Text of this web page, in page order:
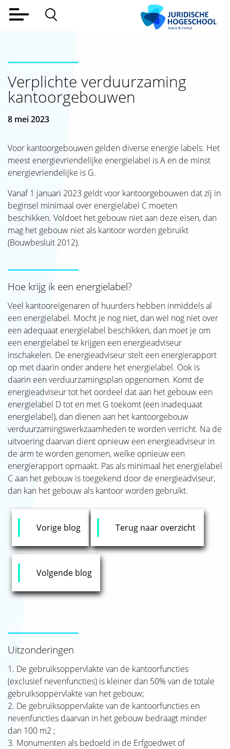
Deeltijd
Werkveld
Alumni
Lectoraat
Over ons
Aanmelden
Contact
SJAK
Verplichte verduurzaming
kantoorgebouwen
8 mei 2023
Voor kantoorgebouwen gelden diverse energie labels. Het
meest energievriendelijke energielabel is A en de minst
energievriendelijke is G.
Vanaf 1 januari 2023 geldt voor kantoorgebouwen dat zij in
beginsel minimaal over energielabel C moeten
beschikken. Voldoet het gebouw niet aan deze eisen, dan
mag het gebouw niet als kantoor worden gebruikt
(Bouwbesluit 2012).
Hoe krijg ik een energielabel?
Veel kantooreigenaren of huurders hebben inmiddels al
een energielabel. Mocht je nog niet, dan wel nog niet over
een adequaat energielabel beschikken, dan moet je om
een energielabel te krijgen een energieadviseur
inschakelen. De energieadviseur stelt een energierapport
op met daarin onder andere het energielabel. Ook is
daarin een verduurzamingsplan opgenomen. Komt de
energieadviseur tot het oordeel dat aan het gebouw een
energielabel D tot en met G toekomt (een inadequaat
energielabel), dan dienen aan het kantoorgebouw
verduurzamingswerkzaamheden te worden verricht. Na de
uitvoering daarvan dient opnieuw een energieadviseur in
de arm te worden genomen, welke opnieuw een
energierapport opmaakt. Pas als minimaal het energielabel
C aan het gebouw is toegekend door de energieadviseur,
dan kan het gebouw als kantoor worden gebruikt.
Vorige blog Terug naar overzicht
Volgende blog
Uitzonderingen
1. De gebruiksoppervlakte van de kantoorfuncties
(exclusief nevenfuncties) is kleiner dan 50% van de totale
gebruiksoppervlakte van het gebouw;
2. De gebruiksoppervlakte van de kantoorfuncties en
nevenfuncties daarvan in het gebouw bedraagt minder
dan 100 m2 ;
3. Monumenten als bedoeld in de Erfgoedwet of